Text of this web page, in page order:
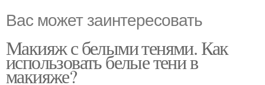
Вас может заинтересовать
Макияж с белыми тенями. Как
использовать белые тени в
макияже?